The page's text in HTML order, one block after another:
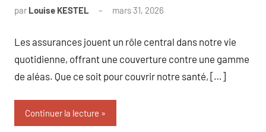
par Louise KESTEL mars 31, 2026
Les assurances jouent un rôle central dans notre vie
quotidienne, offrant une couverture contre une gamme
de aléas. Que ce soit pour couvrir notre santé, […]
Continuer la lecture